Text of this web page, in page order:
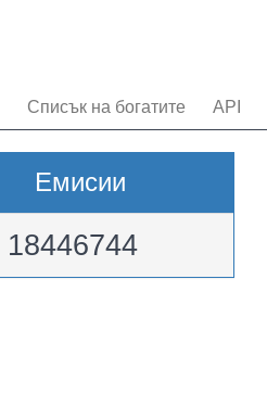
Списък на богатите API
Емисии
18446744